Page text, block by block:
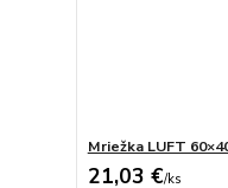
Mriežka LUFT
21,03 €/ks